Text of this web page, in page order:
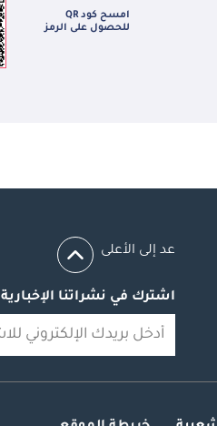
امسح كود QR
للحصول على الرمز
عد إلى الأعلى
اشترك في نشراتنا الإخبارية